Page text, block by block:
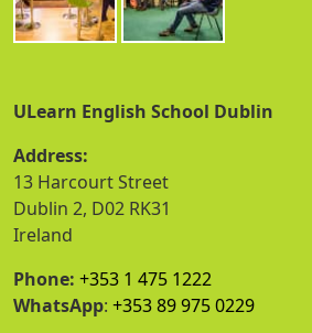
ULearn English School Dublin
Address:
13 Harcourt Street
Dublin 2, D02 RK31
Ireland
Phone: +353 1 475 1222
WhatsApp: +353 89 975 0229